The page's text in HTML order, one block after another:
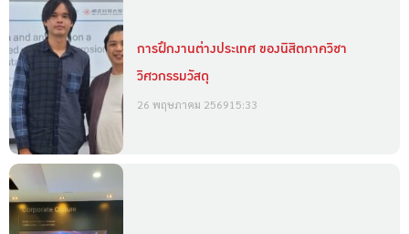
การฝึกงานต่างประเทศ ของนิสิตภาควิชา
วิศวกรรมวัสดุ
26 พฤษภาคม 256915:33